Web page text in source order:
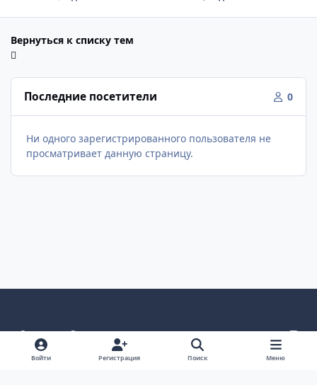
Вернуться к списку тем
Последние посетители 0
Ни одного зарегистрированного пользователя не
просматривает данную страницу.
Светлый режим
Темный режим
Как в системе
v
k
Политика конфиденциальности
Войти Регистрация Поиск Меню